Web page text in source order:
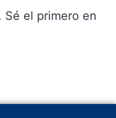
Sé el primero en